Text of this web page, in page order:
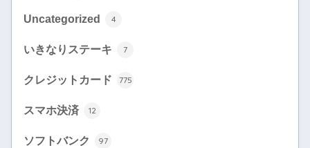
Uncategorized 4
いきなりステーキ 7
クレジットカード 775
スマホ決済 12
ソフトバンク 97